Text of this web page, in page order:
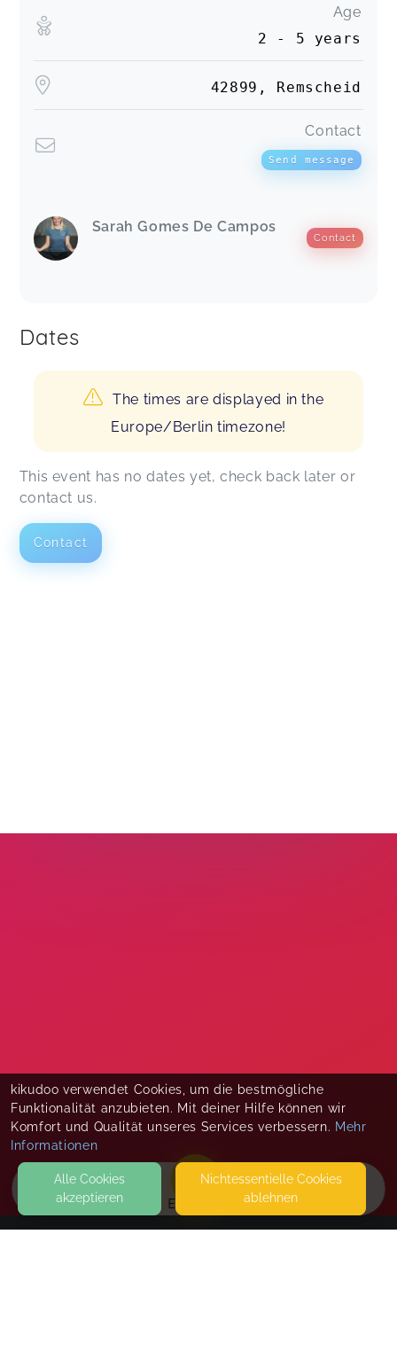
EVENTS
Age
2 - 5 years
42899, Remscheid
Contact
Send message
Sarah Gomes De Campos
Contact
Dates
The times are displayed in the
Europe/Berlin timezone!
This event has no dates yet, check back later or
contact us.
Contact
kikudoo verwendet Cookies, um die bestmögliche
Funktionalität anzubieten. Mit deiner Hilfe können wir
Komfort und Qualität unseres Services verbessern. Mehr
Informationen
Alle Cookies
akzeptieren
Nicht­essentielle Cookies
ablehnen